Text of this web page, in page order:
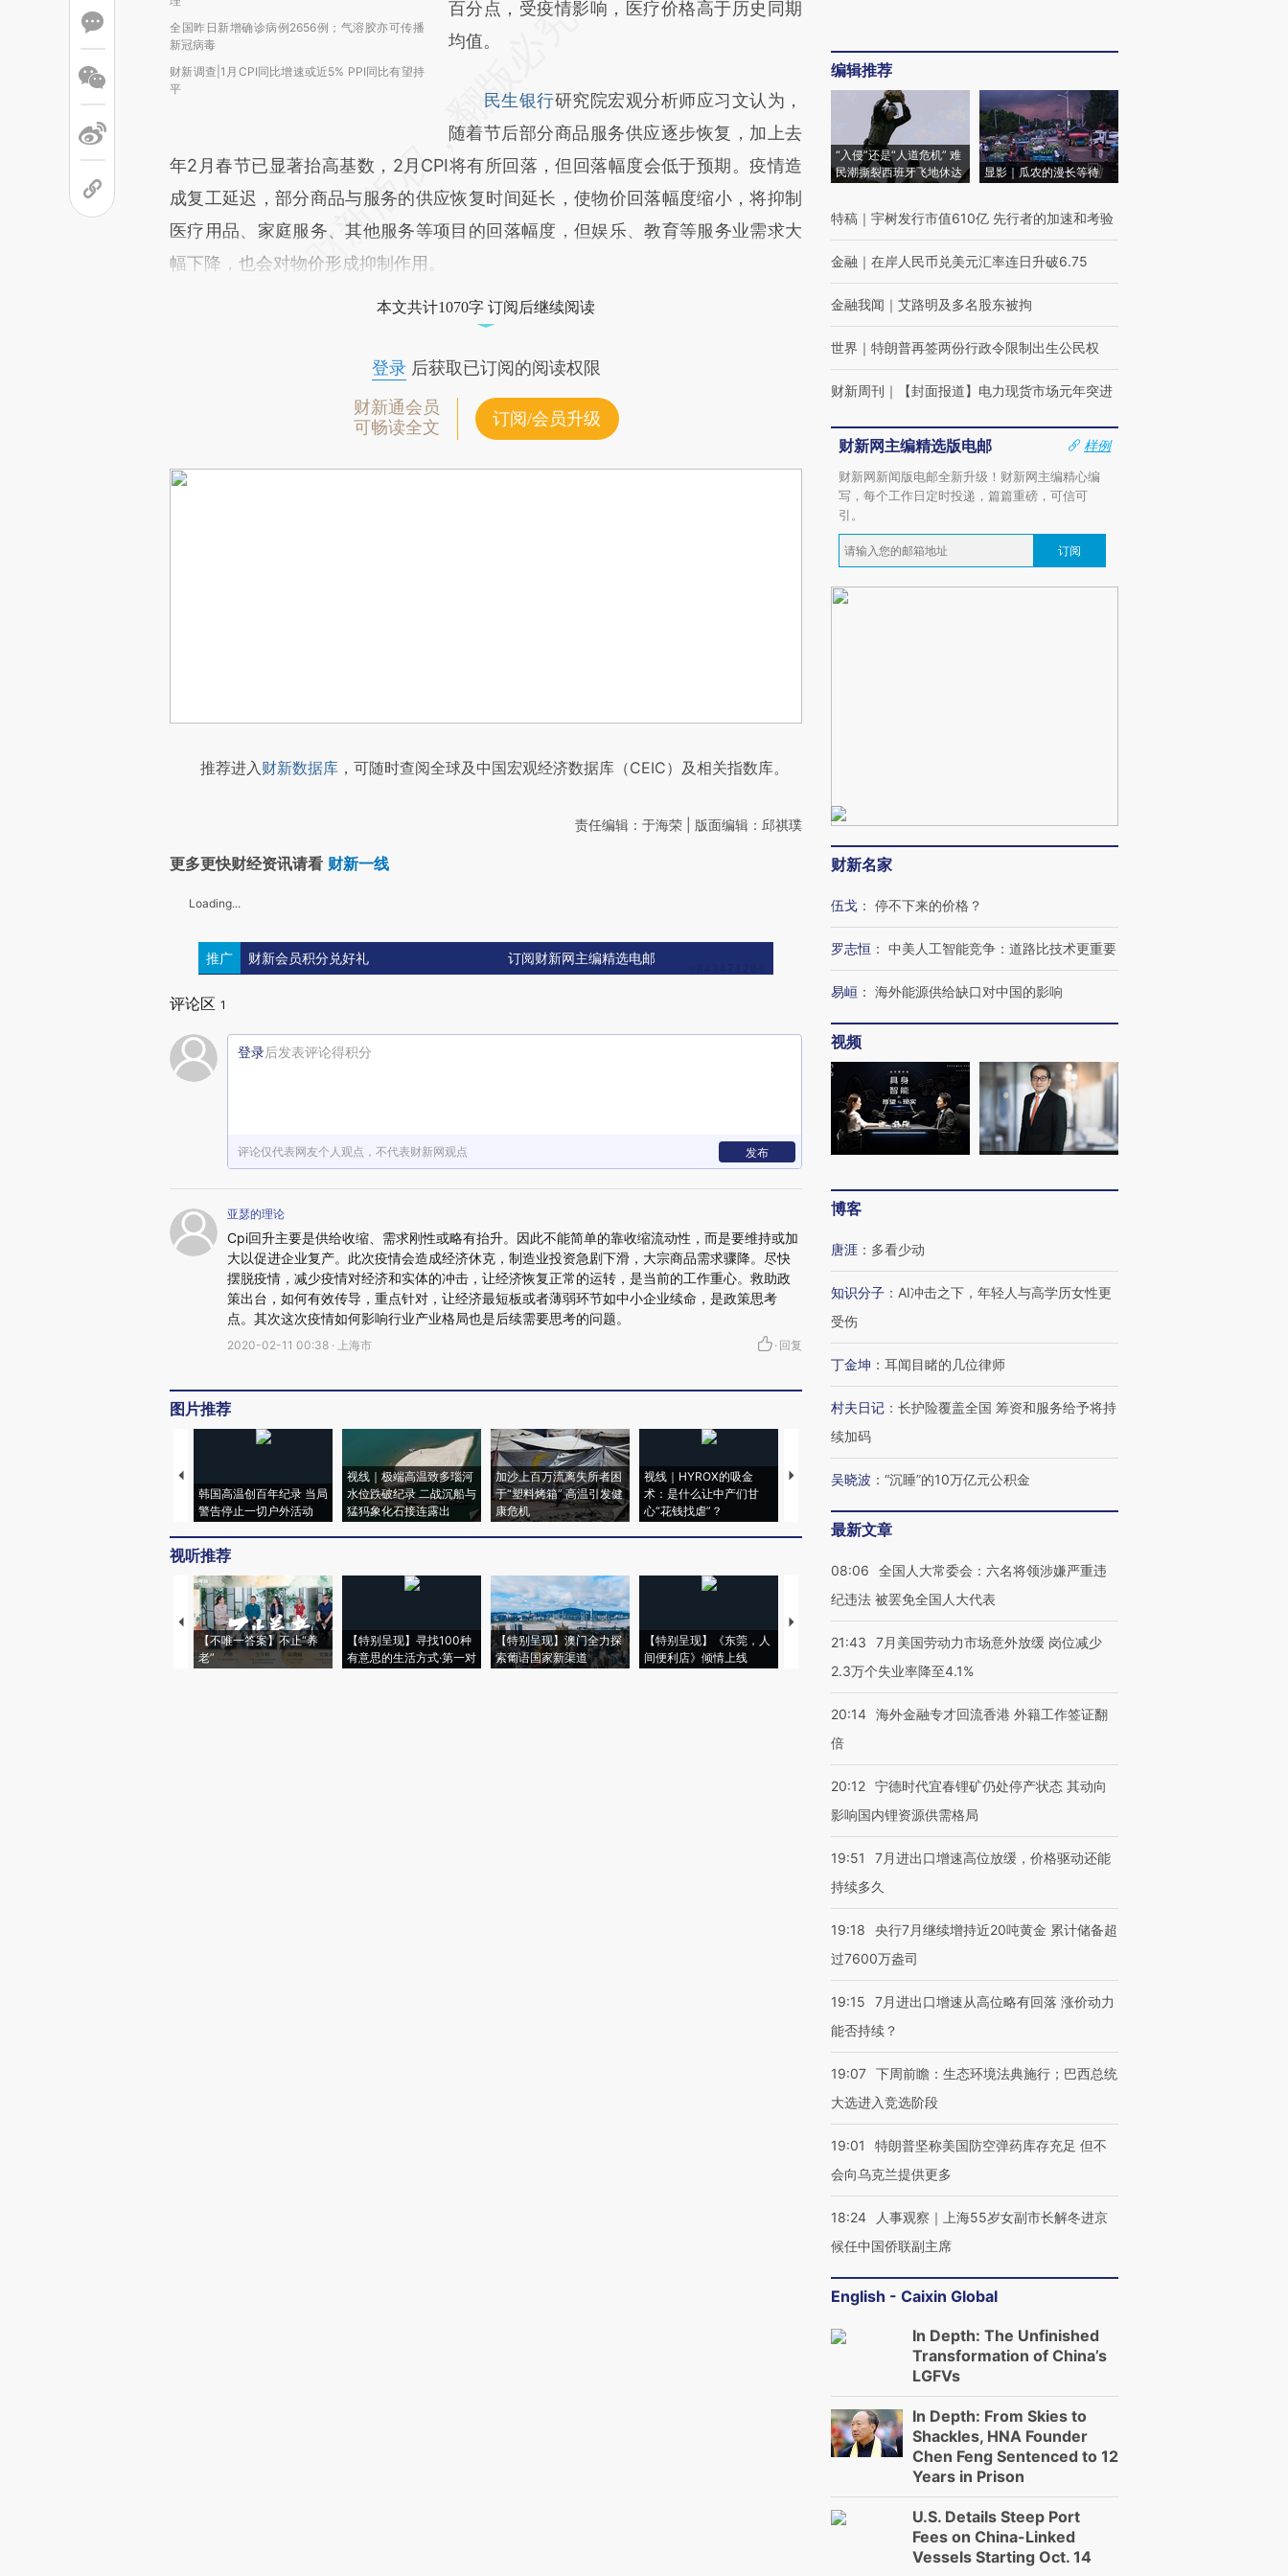
全国昨日新增确诊病例2656例；气溶胶亦可传播
新冠病毒
财新调查|1月CPI同比增速或近5% PPI同比有望持
平
百分点，受疫情影响，医疗价格高于历史同期
均值。
民生银行研究院宏观分析师应习文认为，
随着节后部分商品服务供应逐步恢复，加上去
年2月春节已显著抬高基数，2月CPI将有所回落，但回落幅度会低于预期。疫情造
成复工延迟，部分商品与服务的供应恢复时间延长，使物价回落幅度缩小，将抑制
医疗用品、家庭服务、其他服务等项目的回落幅度，但娱乐、教育等服务业需求大
幅下降，也会对物价形成抑制作用。
本文共计1070字 订阅后继续阅读
登录后获取已订阅的阅读权限
财新通会员
可畅读全文
订阅/会员升级
推荐进入财新数据库 ，可随时查阅全球及中国宏观经济数据库（CEIC）及相关指数库。
责任编辑：于海荣 | 版面编辑：邱祺璞
更多更快财经资讯请看 财新一线
Loading...
推广 财新会员积分兑好礼 订阅财新网主编精选电邮
评论区 1
登录后发表评论得积分
评论仅代表网友个人观点，不代表财新网观点 发布
亚瑟的理论
Cpi回升主要是供给收缩、需求刚性或略有抬升。因此不能简单的靠收缩流动性，而是要维持或加
大以促进企业复产。此次疫情会造成经济休克，制造业投资急剧下滑，大宗商品需求骤降。尽快
摆脱疫情，减少疫情对经济和实体的冲击，让经济恢复正常的运转，是当前的工作重心。救助政
策出台，如何有效传导，重点针对，让经济最短板或者薄弱环节如中小企业续命，是政策思考
点。其次这次疫情如何影响行业产业格局也是后续需要思考的问题。
2020-02-11 00:38 · 上海市 · 回复
图片推荐
韩国高温创百年纪录 当局
警告停止一切户外活动
视线｜极端高温致多瑙河
水位跌破纪录 二战沉船与
猛犸象化石接连露出
加沙上百万流离失所者困
于“塑料烤箱” 高温引发健
康危机
视线｜HYROX的吸金
术：是什么让中产们甘
心“花钱找虐”？
马航飞行员跨国走私7万
视线｜被称为“蟑螂”的印
育部长拱下台
飞地休达
视听推荐
【不唯一答案】不止“养
老”
【特别呈现】寻找100种
有意思的生活方式·第一对
【特别呈现】澳门全力探
索葡语国家新渠道
【特别呈现】《东莞，人
间便利店》倾情上线
【推广】走进第四届链博
会，让数智科技“链”接产
【特别呈现】寻找100种
【商旅对话】华住集团
CFO：不靠规模取胜，华
编辑推荐
“入侵”还是“人道危机” 难
民潮撕裂西班牙飞地休达
显影｜瓜农的漫长等待
特稿 ｜ 宇树发行市值610亿 先行者的加速和考验
金融 ｜ 在岸人民币兑美元汇率连日升破6.75
金融我闻 ｜ 艾路明及多名股东被拘
世界 ｜ 特朗普再签两份行政令限制出生公民权
财新周刊 ｜ 【封面报道】电力现货市场元年突进
财新网主编精选版电邮
样例
财新网新闻版电邮全新升级！财新网主编精心编
写，每个工作日定时投递，篇篇重磅，可信可
引。
订阅
财新名家
伍戈 ： 停不下来的价格？
罗志恒 ： 中美人工智能竞争：道路比技术更重要
易峘 ： 海外能源供给缺口对中国的影响
视频
博客
唐涯 ： 多看少动
知识分子 ： AI冲击之下，年轻人与高学历女性更
受伤
丁金坤 ： 耳闻目睹的几位律师
村夫日记 ： 长护险覆盖全国 筹资和服务给予将持
续加码
吴晓波 ： “沉睡”的10万亿元公积金
最新文章
08:06
全国人大常委会：六名将领涉嫌严重违
纪违法 被罢免全国人大代表
21:43
7月美国劳动力市场意外放缓 岗位减少
2.3万个失业率降至4.1%
20:14 海外金融专才回流香港 外籍工作签证翻
倍
20:12 宁德时代宜春锂矿仍处停产状态 其动向
影响国内锂资源供需格局
19:51
7月进出口增速高位放缓，价格驱动还能
持续多久
19:18
央行7月继续增持近20吨黄金 累计储备超
过7600万盎司
19:15
7月进出口增速从高位略有回落 涨价动力
能否持续？
19:07 下周前瞻：生态环境法典施行；巴西总统
大选进入竞选阶段
19:01
特朗普坚称美国防空弹药库存充足 但不
会向乌克兰提供更多
18:24
人事观察｜上海55岁女副市长解冬进京
候任中国侨联副主席
English - Caixin Global
In Depth: The Unfinished
Transformation of China’s
LGFVs
In Depth: From Skies to
Shackles, HNA Founder
Chen Feng Sentenced to 12
Years in Prison
U.S. Details Steep Port
Fees on China-Linked
Vessels Starting Oct. 14